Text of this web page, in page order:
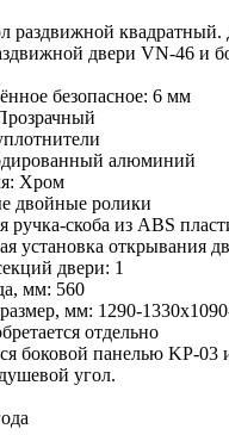
раздвижной квадратный.
двери VN-46 и
безопасное: 6 мм
алюминий
Хром
двойные ролики
ручка-скоба из ABS
установка открывания
двери: 1
мм: 560
мм: 1290-
отдельно
боковой панелью KP-03
угол.